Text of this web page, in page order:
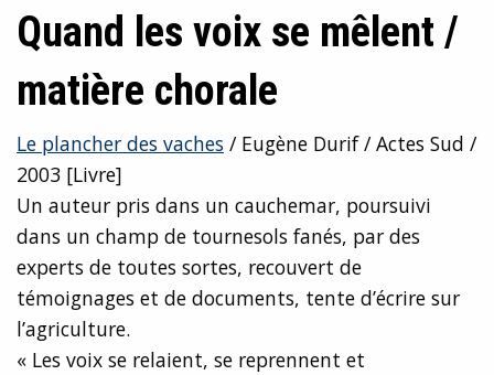
Quand les voix se mêlent /
matière chorale
Le plancher des vaches / Eugène Durif / Actes Sud /
2003 [Livre]
Un auteur pris dans un cauchemar, poursuivi
dans un champ de tournesols fanés, par des
experts de toutes sortes, recouvert de
témoignages et de documents, tente d’écrire sur
l’agriculture.
« Les voix se relaient, se reprennent et